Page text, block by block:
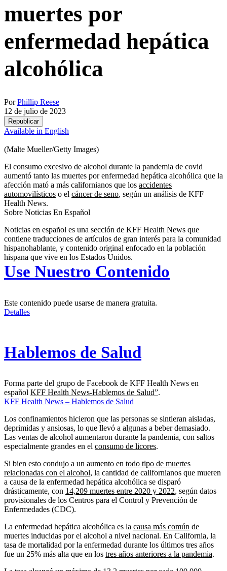
muertes por
enfermedad hepática
alcohólica
PorPhillip Reese
12 de julio de 2023
Republicar
Available in English
(Malte Mueller/Getty Images)
El consumo excesivo de alcohol durante la pandemia de covid
aumentó tanto las muertes por enfermedad hepática alcohólica que la
afección mató a más californianos que los accidentes
automovilísticos o el cáncer de seno, según un análisis de KFF
Health News.
Sobre Noticias En Español
Noticias en español es una sección de KFF Health News que
contiene traducciones de artículos de gran interés para la comunidad
hispanohablante, y contenido original enfocado en la población
hispana que vive en los Estados Unidos.
Use Nuestro Contenido
Este contenido puede usarse de manera gratuita.
Detalles
Hablemos de Salud
Forma parte del grupo de Facebook de KFF Health News en
español KFF Health News-Hablemos de Salud”.
KFF Health News – Hablemos de Salud
Los confinamientos hicieron que las personas se sintieran aisladas,
deprimidas y ansiosas, lo que llevó a algunas a beber demasiado.
Las ventas de alcohol aumentaron durante la pandemia, con saltos
especialmente grandes en el consumo de licores.
Si bien esto condujo a un aumento en todo tipo de muertes
relacionadas con el alcohol, la cantidad de californianos que mueren
a causa de la enfermedad hepática alcohólica se disparó
drásticamente, con 14,209 muertes entre 2020 y 2022, según datos
provisionales de los Centros para el Control y Prevención de
Enfermedades (CDC).
La enfermedad hepática alcohólica es la causa más común de
muertes inducidas por el alcohol a nivel nacional. En California, la
tasa de mortalidad por la enfermedad durante los últimos tres años
fue un 25% más alta que en los tres años anteriores a la pandemia.